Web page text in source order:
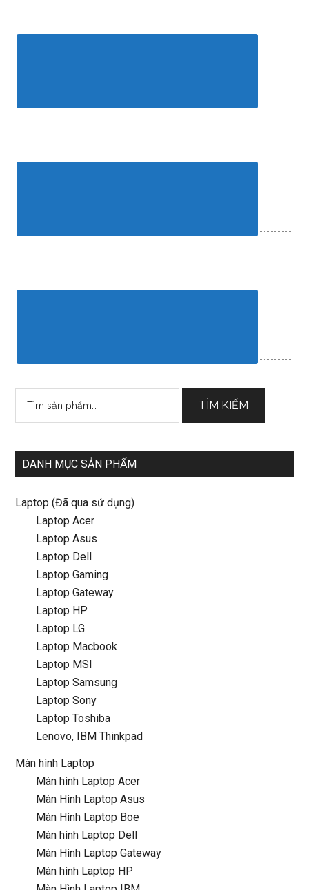
kiếm:
TÌM KIẾM
DANH MỤC SẢN PHẨM
Laptop (Đã qua sử dụng)
Laptop Acer
Laptop Asus
Laptop Dell
Laptop Gaming
Laptop Gateway
Laptop HP
Laptop LG
Laptop Macbook
Laptop MSI
Laptop Samsung
Laptop Sony
Laptop Toshiba
Lenovo, IBM Thinkpad
Màn hình Laptop
Màn hình Laptop Acer
Màn Hình Laptop Asus
Màn Hình Laptop Boe
Màn hình Laptop Dell
Màn Hình Laptop Gateway
Màn hình Laptop HP